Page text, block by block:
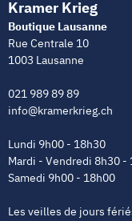
Kramer Krieg
Boutique Lausanne
Rue Centrale 10
1003 Lausanne
021 989 89 89
info@kramerkrieg.ch
Lundi 9h00 - 18h30
Mardi - Vendredi 8h30 -
Samedi 9h00 - 18h00
Les veilles de jours